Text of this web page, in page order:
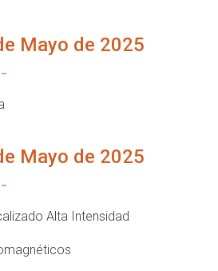
Mayo de 2025
Mayo de 2025
Alta Intensidad